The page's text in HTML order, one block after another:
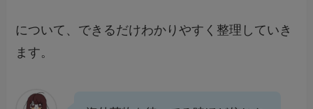
について、できるだけわかりやすく整理していき
ます。